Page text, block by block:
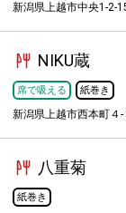
新潟県上越市中央1-2-
NIKU蔵
席で吸える 紙巻き
新潟県上越市西本町４
八重菊
紙巻き